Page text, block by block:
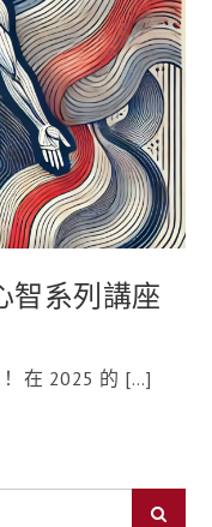
智系列講座
在 2025 的 […]